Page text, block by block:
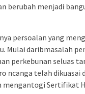
berubah menjadi
persoalan yang
Mulai daribmasalah
perkebunan seluas
ncanga telah
mengantogi Sertifikat